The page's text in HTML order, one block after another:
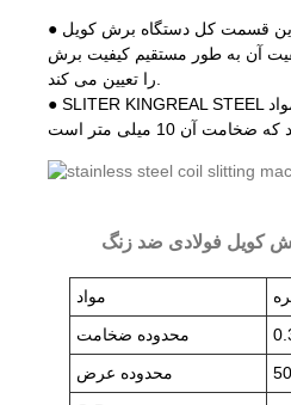
● قطعات برش مهم ترین قسمت کل دستگاه برش کویل
آن به طور مستقیم کیفیت برش
● SLITER KINGREAL STEEL از مواد Cr12Mov برای تولید
مواد
محدوده ضخامت
محدوده عرض